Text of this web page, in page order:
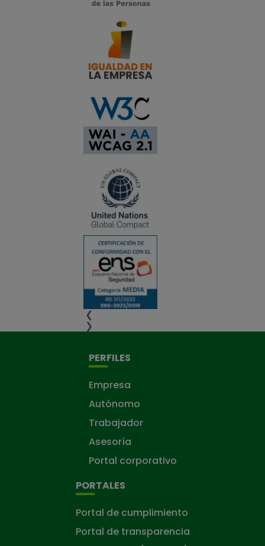
❮
❯
PERFILES
Empresa
Autónomo
Trabajador
Asesoría
Portal corporativo
PORTALES
Portal de cumplimiento
Portal de transparencia